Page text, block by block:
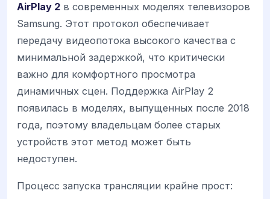
AirPlay 2 в современных моделях телевизоров
Samsung. Этот протокол обеспечивает
передачу видеопотока высокого качества с
минимальной задержкой, что критически
важно для комфортного просмотра
динамичных сцен. Поддержка AirPlay 2
появилась в моделях, выпущенных после 2018
года, поэтому владельцам более старых
устройств этот метод может быть
недоступен.
Процесс запуска трансляции крайне прост: